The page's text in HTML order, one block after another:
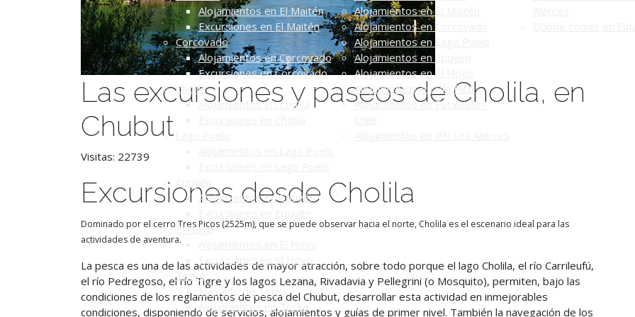
Alojamientos en El Maitén
Excursiones en El Maitén
Corcovado
Alojamientos en Corcovado
Excursiones en Corcovado
Cholila
Alojamientos en Cholila
Alojamientos en Epuyén
El Hoyo
Excursiones en El Hoyo
Tecka
Más info de Tecka
Alojamientos en Tecka
Alojamientos en El Maitén
Alojamientos en Corcovado
Alojamientos en Lago Puelo
Alojamientos en Epuyén
Alojamientos en El Hoyo
Alojamientos en Río Pico
Alojamientos en Futaleufú -
Dónde comer en
Las excursiones y paseos de Cholila, en
Chubut
Visitas: 22739
Excursiones desde Cholila
Dominado por el cerro Tres Picos (2525m), que se puede observar hacia el norte, Cholila es el escenario ideal para las
actividades de aventura.
La pesca es una de las actividades de mayor atracción, sobre todo porque el lago Cholila, el río Carrileufú,
el río Pedregoso, el río Tigre y los lagos Lezana, Rivadavia y Pellegrini (o Mosquito), permiten, bajo las
condiciones de los reglamentos de pesca del Chubut, desarrollar esta actividad en inmejorables
condiciones, disponiendo de servicios, alojamientos y guías de primer nivel. También la navegación de los